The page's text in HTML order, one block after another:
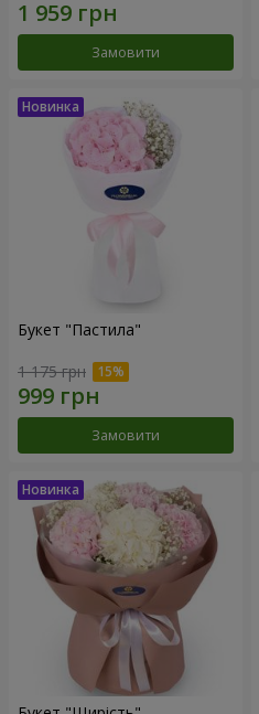
Замовити
Букет "Пастила"
1 175 грн
Замовити